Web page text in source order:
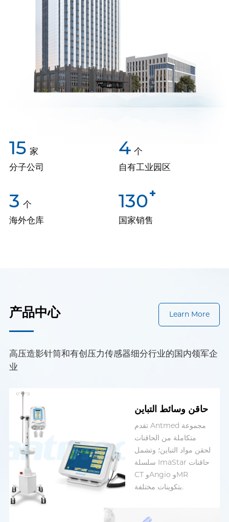
15 家
分子公司
4 个
自有工业园区
3 个
海外仓库
130+
国家销售
产品中心
高压造影针筒和有创压力传感器细分行业的国内领军企
业
Learn More
حاقن وسائط التباين
تقدم Antmed مجموعة
متكاملة من الحاقنات
لحقن مواد التباين؛ وتشمل
سلسلة ImaStar حاقنات
CT وAngio وMR
بتكوينات مختلفة.